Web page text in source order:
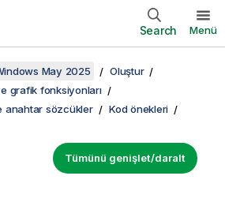
Search Menü
May 2025
Oluştur
grafik fonksiyonları
anahtar sözcükler
Kod önekleri
Tümünü genişlet/daralt